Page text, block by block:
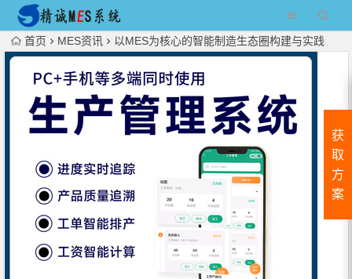
首页 MES资讯 以MES为核心的智能制造生态圈构建与实践
获
取
方
案